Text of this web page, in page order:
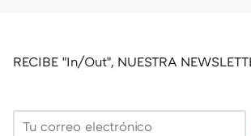
RECIBE "In/Out", NUESTRA